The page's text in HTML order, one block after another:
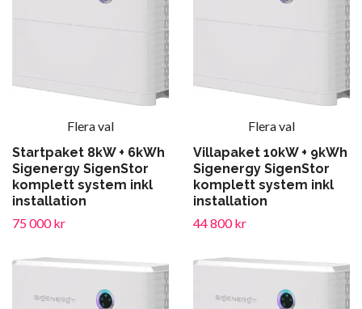
Flera val
Startpaket 8kW + 6kWh
Sigenergy SigenStor
komplett system inkl
installation
75 000 kr
Flera val
Villapaket 10kW + 9kWh
Sigenergy SigenStor
komplett system inkl
installation
44 800 kr